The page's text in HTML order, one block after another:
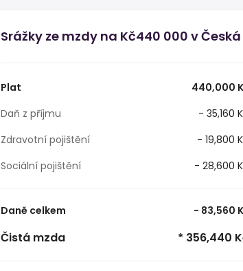
Srážky ze mzdy na Kč440 000 v
Plat
440,000
Daň z příjmu
- 35,160
Zdravotní pojištění
- 19,800
Sociální pojištění
- 28,600
Daně celkem - 83,560
Čistá mzda * 356,440